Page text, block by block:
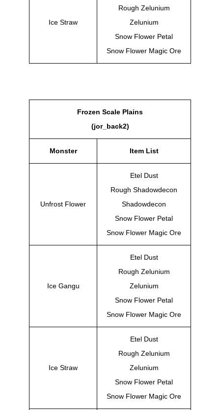
Ice Straw
Rough Zelunium
Zelunium
Snow Flower Petal
Snow Flower Magic Ore
Frozen Scale Plains
(jor_back2)
Monster Item List
Unfrost Flower
Etel Dust
Rough Shadowdecon
Shadowdecon
Snow Flower Petal
Snow Flower Magic Ore
Ice Gangu
Etel Dust
Rough Zelunium
Zelunium
Snow Flower Petal
Snow Flower Magic Ore
Ice Straw
Etel Dust
Rough Zelunium
Zelunium
Snow Flower Petal
Snow Flower Magic Ore